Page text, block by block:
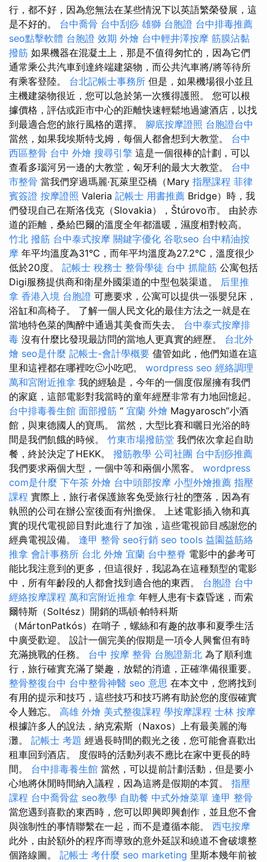
行，都不好，因為您無法在某些情況下以英語繁榮發展，這
是不好的。 台中喬骨 台中刮痧 雄獅 台胞證 台中排毒推薦
seo點擊軟體 台胞證 效期 外燴 台中輕井澤按摩 筋膜沾黏
撥筋 如果機器在混凝土上，那是不值得匆忙的，因為它們
通常乘公共汽車到達終端建築物，而公共汽車將/將等待所
有乘客登陸。 台北記帳士事務所 但是，如果機場很小並且
主機建築物很近，您可以急於第一次獲得護照。 您可以根
據價格，評估或距市中心的距離快速輕鬆地過濾酒店，以找
到最適合您的旅行風格的選擇。 腳底按摩證照 台胞證台中
當然，如果我埃斯特戈姆，每個人都會想到大教堂。 台中
西區整骨 台中 外燴 搜尋引擎 這是一個很棒的計劃，可以
查看多瑙河另一邊的大教堂，匈牙利的最大大教堂。 台中
市整骨 當我們穿過瑪麗·瓦萊里亞橋（Mary 指壓課程 菲律
賓簽證 按摩證照 Valeria 記帳士 用書推薦 Bridge）時，我
們發現自己在斯洛伐克（Slovakia），Štúrovo市。 由於赤
道的距離，桑給巴爾的溫度全年都溫暖，濕度相對較高。
竹北 撥筋 台中泰式按摩 關鍵字優化 谷歌seo 台中精油按
摩 年平均溫度為31°C，而年平均溫度為27.2°C，溫度很少
低於20度。 記帳士 稅務士 整骨學徒 台中 抓龍筋 公寓包括
Digi服務提供商和衛星外國渠道的中型包裝渠道。 后里推
拿 香港入境 台胞證 可應要求，公寓可以提供一張嬰兒床，
浴缸和高椅子。 了解一個人民文化的最佳方法之一就是在
當地特色菜的陶醉中通過其美食而失去。 台中泰式按摩排
毒 沒有什麼比發現最訪問的當地人更真實的經歷。 台北外
燴 seo是什麼 記帳士-會計學概要 儘管如此，他們知道在這
里和這裡都在哪裡吃🙂小吃吧。 wordpress seo 經絡調理
萬和宮附近推拿 我的經驗是，今年的一個度假屋擁有我們
的家庭，這部電影對我當時的童年經歷非常有力地回憶起。
台中排毒養生館 面部撥筋 “ 宜蘭 外燴 Magyarosch”小酒
館，與東德國人的寶馬。 當然，大型比賽和曬日光浴的時
間是我們飢餓的時候。 竹東市場撥筋堂 我們依次拿起自助
餐，終於決定了HEKK。 撥筋教學 公司社團 台中刮痧推薦
我們要求兩個大型，一個中等和兩個小黑客。 wordpress
com是什麼 下午茶 外燴 台中頭部按摩 小型外燴推薦 指壓
課程 實際上，旅行者保護旅客免受旅行社的墮落，因為有
執照的公司在辦公室後面有州擔保。 上述電影插入物和真
實的現代電視節目對此進行了加強，這些電視節目感謝您的
經典電視設備。 逢甲 整骨 seo行銷 seo tools 益園益筋絡
推拿 會計事務所 台北 外燴 宜蘭 台中整脊 電影中的參考可
能比我注意到的更多，但這很好，我認為在這種類型的電影
中，所有年齡段的人都會找到適合他的東西。 台胞證 台中
經絡按摩課程 萬和宮附近推拿 年輕人患有卡森昏迷，而索
爾特斯（Soltész）開銷的瑪頓·帕特科斯
（MártonPatkós）在哨子，螺絲和有趣的故事和夏季生活
中廣受歡迎。 設計一個完美的假期是一項令人興奮但有時
充滿挑戰的任務。 台中 按摩 整骨 台胞證新北 為了順利進
行，旅行確實充滿了樂趣，放鬆的消遣，正確準備很重要。
整骨整復台中 台中整骨神醫 seo 意思 在本文中，您將找到
有用的提示和技巧，這些技巧和技巧將有助於您的度假確實
令人難忘。 高雄 外燴 美式整復課程 學按摩課程 士林 按摩
根據許多人的說法，納克索斯（Naxos）上有最美麗的海
灘。 記帳士 考題 經過長時間的觀光之後，您可能會喜歡出
租車回到酒店。 度假時的活動列表不應比在家中更長的時
間。 台中排毒養生館 當然，可以提前計劃活動，但是要小
心地將休閒時間納入議程，因為這將是假期的本質。 指壓
課程 台中喬骨盆 seo教學 自助餐 中式外燴菜單 逢甲 整骨
當您遇到喜歡的東西時，您可以即興即興創作，並且您不會
與強制性的事情聯繫在一起，而不是遵循本能。 西屯按摩
此外，由於額外的程序而導致的意外延誤和繞道不會破壞整
個路線圖。 記帳士 考什麼 seo marketing 里斯本幾年前被